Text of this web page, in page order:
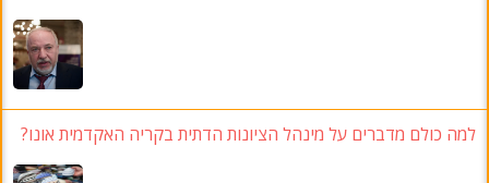
למה כולם מדברים על מינהל הציונות הדתית בקריה האקדמית אונו?